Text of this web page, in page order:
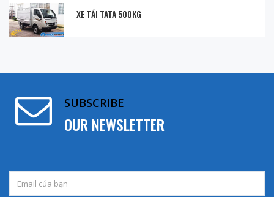
XE TẢI TATA 500KG
SUBSCRIBE
OUR NEWSLETTER